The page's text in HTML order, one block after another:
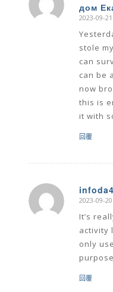
дом
says:
2023-09-
stole
can
can be
now
this is
it with
回覆
says:
2023-09-
It’s
activity
only
回覆